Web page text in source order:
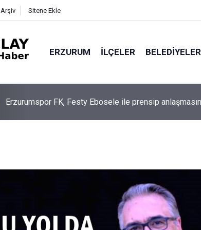
Arşiv Sitene Ekle
ERZURUM İLÇELER BELEDIYELER
Nariman Akhundzada, Erzurumspor FK'da